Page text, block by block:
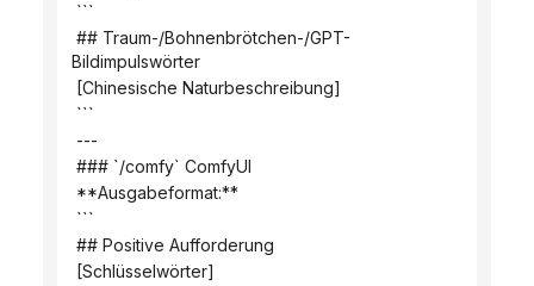
```
Bildimpulswörter
[Chinesische Naturbeschreibung]
```
---
### `/comfy` ComfyUI
**Ausgabeformat:**
```
## Positive Aufforderung
[Schlüsselwörter]